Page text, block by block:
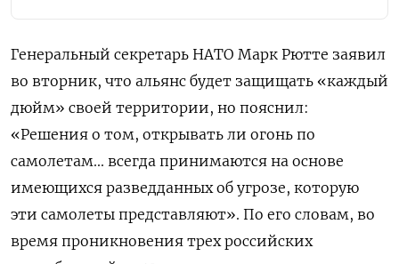
Генеральный секретарь НАТО Марк Рютте заявил
во вторник, что альянс будет защищать «каждый
дюйм» своей территории, но пояснил:
«Решения о том, открывать ли огонь по
самолетам... всегда принимаются на основе
имеющихся разведданных об угрозе, которую
эти самолеты представляют». По его словам, во
время проникновения трех российских